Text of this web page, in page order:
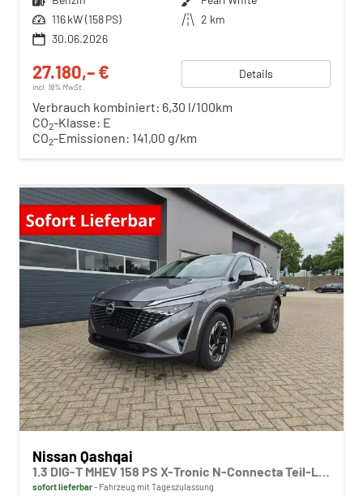
Leistung 116 kW (158 PS) Kilometerstand 2 km
30.06.2026
27.180,– €
incl. 19% MwSt.
Details
Verbrauch kombiniert: 6,30 l/100km
CO2-Klasse: E
CO2-Emissionen: 141,00 g/km
Nissan Qashqai
1.3 DIG-T MHEV 158 PS X-Tronic N-Connecta Teil-Leder PanoGlasdach Klimaautomatik Sitzheizung Lenkradheizung Navi ACC PDC v+h 360°Kamera DAB Bluetooth Touchscreen Apple CarPlay Android Auto 18"LM
sofort lieferbar Fahrzeug mit Tageszulassung